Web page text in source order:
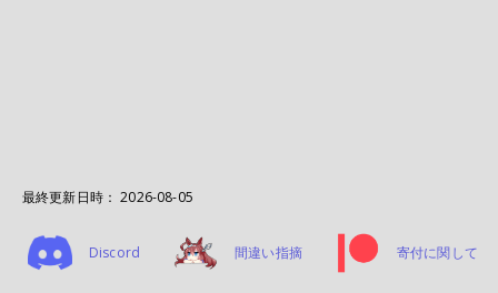
最終更新日時： 2026-08-05
Discord 間違い指摘 寄付に関して